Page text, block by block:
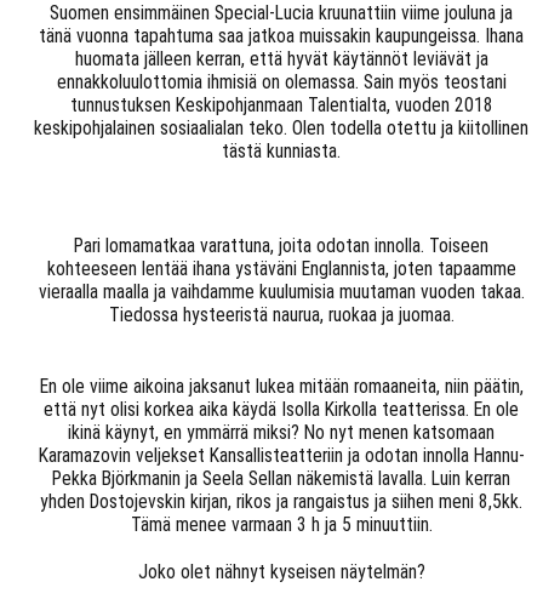
Suomen ensimmäinen Special-Lucia kruunattiin viime jouluna ja
tänä vuonna tapahtuma saa jatkoa muissakin kaupungeissa. Ihana
huomata jälleen kerran, että hyvät käytännöt leviävät ja
ennakkoluulottomia ihmisiä on olemassa. Sain myös teostani
tunnustuksen Keskipohjanmaan Talentialta, vuoden 2018
keskipohjalainen sosiaalialan teko. Olen todella otettu ja kiitollinen
tästä kunniasta.
Pari lomamatkaa varattuna, joita odotan innolla. Toiseen
kohteeseen lentää ihana ystäväni Englannista, joten tapaamme
vieraalla maalla ja vaihdamme kuulumisia muutaman vuoden takaa.
Tiedossa hysteeristä naurua, ruokaa ja juomaa.
En ole viime aikoina jaksanut lukea mitään romaaneita, niin päätin,
että nyt olisi korkea aika käydä Isolla Kirkolla teatterissa. En ole
ikinä käynyt, en ymmärrä miksi? No nyt menen katsomaan
Karamazovin veljekset Kansallisteatteriin ja odotan innolla Hannu-
Pekka Björkmanin ja Seela Sellan näkemistä lavalla. Luin kerran
yhden Dostojevskin kirjan, rikos ja rangaistus ja siihen meni 8,5kk.
Tämä menee varmaan 3 h ja 5 minuuttiin.
Joko olet nähnyt kyseisen näytelmän?